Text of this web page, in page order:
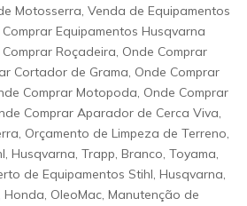
Motosserra, Venda de Equipamentos
Equipamentos Husqvarna
Roçadeira, Onde Comprar
Cortador de Grama, Onde Comprar
Comprar Motopoda, Onde Comprar
Comprar Aparador de Cerca Viva,
Orçamento de Limpeza de Terreno,
Husqvarna, Trapp, Branco, Toyama,
de Equipamentos Stihl, Husqvarna,
Honda, OleoMac, Manutenção de